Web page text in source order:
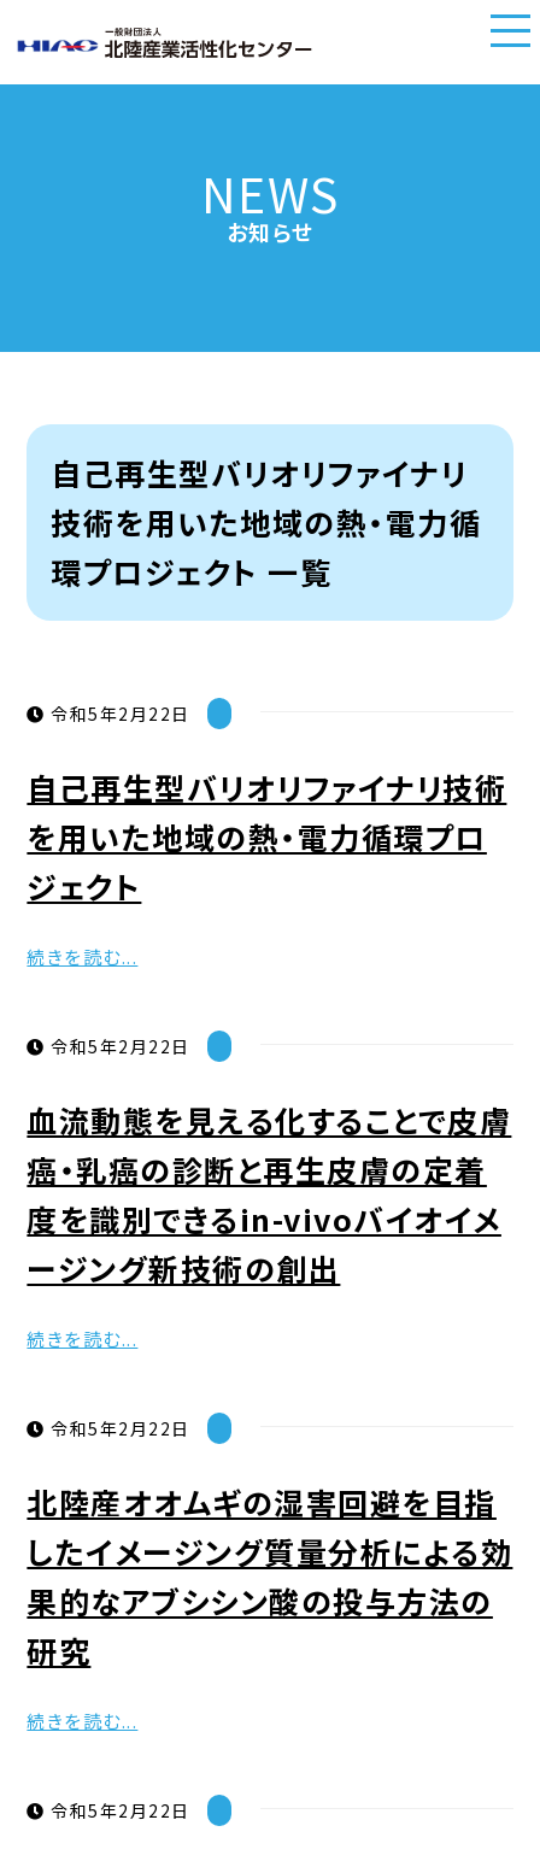
NEWS
お知らせ
自己再生型バリオリファイナリ
技術を用いた地域の熱・電力循
環プロジェクト 一覧
令和5年2月22日
自己再生型バリオリファイナリ技術
を用いた地域の熱・電力循環プロ
ジェクト
続きを読む...
令和5年2月22日
血流動態を見える化することで皮膚
癌・乳癌の診断と再生皮膚の定着
度を識別できるin-vivoバイオイメ
ージング新技術の創出
続きを読む...
令和5年2月22日
北陸産オオムギの湿害回避を目指
したイメージング質量分析による効
果的なアブシシン酸の投与方法の
研究
続きを読む...
令和5年2月22日